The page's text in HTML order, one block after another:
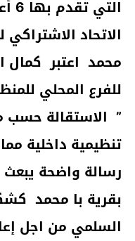
الاتحاد
محمد اعتبر كمال
للفرع المحلي
” الاستقالة حسب
تنظيمية داخلية
رسالة واضحة يبعث
بقرية با محمد
السلمي من اجل